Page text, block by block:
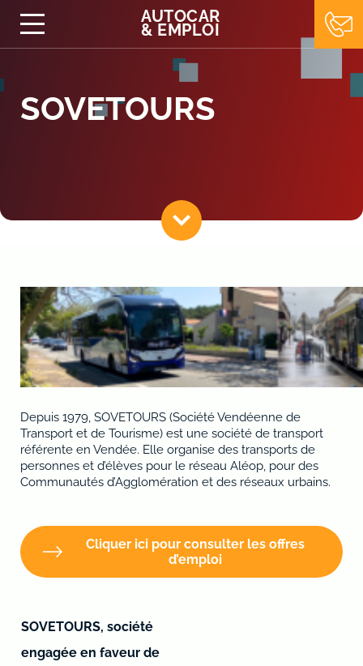
AUTOCAR
& EMPLOI
SOVETOURS
Depuis 1979, SOVETOURS (Société Vendéenne de
Transport et de Tourisme) est une société de transport
référente en Vendée. Elle organise des transports de
personnes et d’élèves pour le réseau Aléop, pour des
Communautés d’Agglomération et des réseaux urbains.
Cliquer ici pour consulter les offres
d’emploi
SOVETOURS, société
engagée en faveur de